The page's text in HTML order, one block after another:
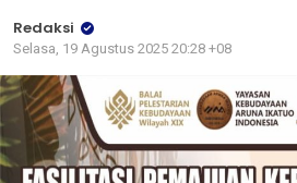
Redaksi
Selasa, 19 Agustus 2025 20:28 +08